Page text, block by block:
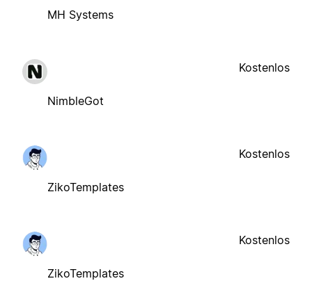
MH Systems
NimbleGot
Kostenlos
ZikoTemplates
Kostenlos
ZikoTemplates
Kostenlos